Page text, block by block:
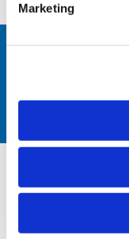
Marketing
Follow us:
PRODUCTS
Irrigation